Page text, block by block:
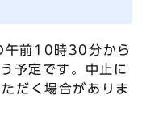
午前10時30分から
予定です。中止に
だく場合がありま